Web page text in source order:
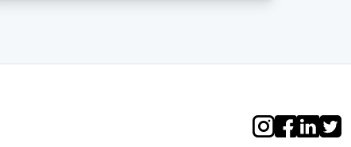
Instagram
Facebook
Linkedin